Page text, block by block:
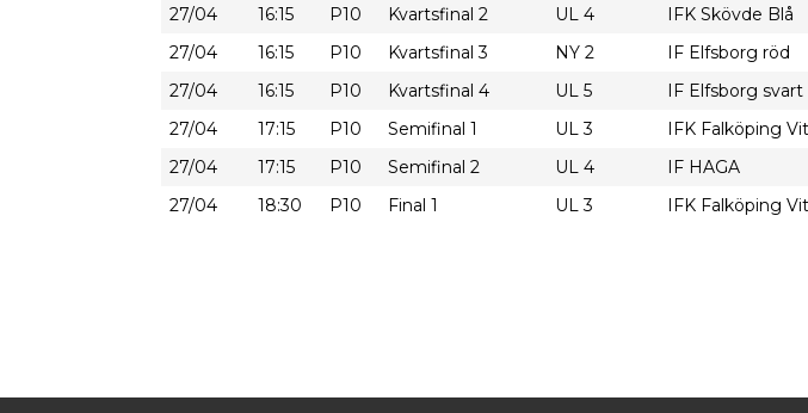
27/04
16:15 P10 Kvartsfinal 2 UL 4 IFK Skövde Blå
27/04
16:15 P10 Kvartsfinal 3 NY 2 IF Elfsborg röd
27/04
16:15 P10 Kvartsfinal 4 UL 5 IF Elfsborg svart
27/04
17:15 P10 Semifinal 1 UL 3 IFK Falköping Vit
27/04
17:15 P10 Semifinal 2 UL 4 IF HAGA
27/04
18:30 P10 Final 1 UL 3 IFK Falköping Vit